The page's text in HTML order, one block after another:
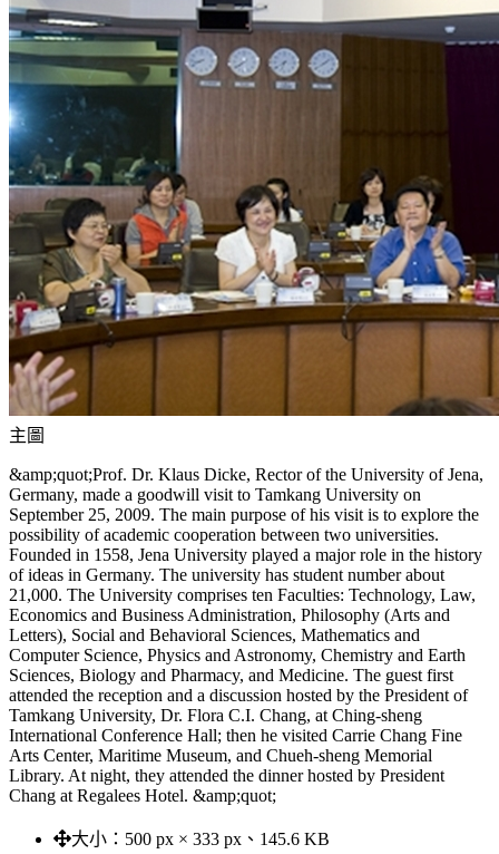
主圖
&amp;quot;Prof. Dr. Klaus Dicke, Rector of the University of Jena,
Germany, made a goodwill visit to Tamkang University on
September 25, 2009. The main purpose of his visit is to explore the
possibility of academic cooperation between two universities.
Founded in 1558, Jena University played a major role in the history
of ideas in Germany. The university has student number about
21,000. The University comprises ten Faculties: Technology, Law,
Economics and Business Administration, Philosophy (Arts and
Letters), Social and Behavioral Sciences, Mathematics and
Computer Science, Physics and Astronomy, Chemistry and Earth
Sciences, Biology and Pharmacy, and Medicine. The guest first
attended the reception and a discussion hosted by the President of
Tamkang University, Dr. Flora C.I. Chang, at Ching-sheng
International Conference Hall; then he visited Carrie Chang Fine
Arts Center, Maritime Museum, and Chueh-sheng Memorial
Library. At night, they attended the dinner hosted by President
Chang at Regalees Hotel. &amp;quot;
大小： 500 px × 333 px、145.6 KB